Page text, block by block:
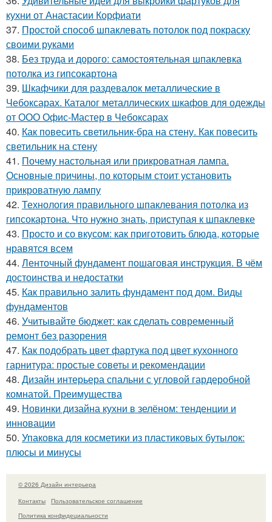
кухни от Анастасии Корфиати
37. Простой способ шпаклевать потолок под покраску
своими руками
38. Без труда и дорого: самостоятельная шпаклевка
потолка из гипсокартона
39. Шкафчики для раздевалок металлические в
Чебоксарах. Каталог металлических шкафов для одежды
от ООО Офис-Мастер в Чебоксарах
40. Как повесить светильник-бра на стену. Как повесить
светильник на стену
41. Почему настольная или прикроватная лампа.
Основные причины, по которым стоит установить
прикроватную лампу
42. Технология правильного шпаклевания потолка из
гипсокартона. Что нужно знать, приступая к шпаклевке
43. Просто и со вкусом: как приготовить блюда, которые
нравятся всем
44. Ленточный фундамент пошаговая инструкция. В чём
достоинства и недостатки
45. Как правильно залить фундамент под дом. Виды
фундаментов
46. Учитывайте бюджет: как сделать современный
ремонт без разорения
47. Как подобрать цвет фартука под цвет кухонного
гарнитура: простые советы и рекомендации
48. Дизайн интерьера спальни с угловой гардеробной
комнатой. Преимущества
49. Новинки дизайна кухни в зелёном: тенденции и
инновации
50. Упаковка для косметики из пластиковых бутылок:
плюсы и минусы
© 2026 Дизайн интерьера
Контакты
Пользовательское соглашение
Политика конфидециальности